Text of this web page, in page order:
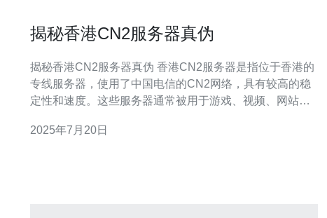
揭秘香港CN2服务器真伪
揭秘香港CN2服务器真伪 香港CN2服务器是指位于香港的
专线服务器，使用了中国电信的CN2网络，具有较高的稳
定性和速度。这些服务器通常被用于游戏、视频、网站加
CN2服务器的服务商，因此需要仔细辨别真伪。 网络测试
2025年7月20日